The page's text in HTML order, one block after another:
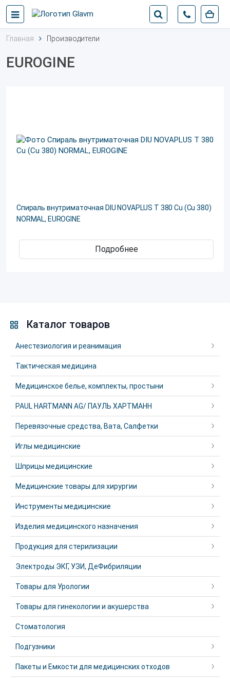
Главная Производители
EUROGINE
Спираль внутриматочная DIU NOVAPLUS T 380 Cu (Cu 380)
NORMAL, EUROGINE
Подробнее
Каталог товаров
Анестезиология и реанимация
Тактическая медицина
Медицинское белье, комплекты, простыни
PAUL HARTMANN AG/ ПАУЛЬ ХАРТМАНН
Перевязочные средства, Вата, Салфетки
Иглы медицинские
Шприцы медицинские
Медицинские товары для хирургии
Инструменты медицинские
Изделия медицинского назначения
Продукция для стерилизации
Электроды ЭКГ, УЗИ, ДеФибриляции
Товары для Урологии
Товары для гинекологии и акушерства
Стоматология
Подгузники
Пакеты и Емкости для медицинских отходов